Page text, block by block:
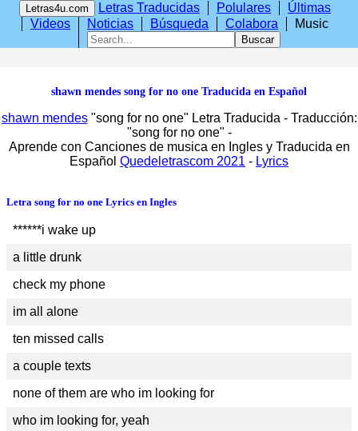
Letras4u.com Letras Traducidas Polulares
Últimas
Videos
Noticias Búsqueda Colabora Music
shawn mendes song for no one Traducida en Español
shawn mendes"song for no one" Letra Traducida - Traducción:
"song for no one" -
Aprende con Canciones de musica en Ingles y Traducida en
Español Quedeletrascom 2021 - Lyrics
Letra song for no one Lyrics en Ingles
******i wake up
a little drunk
check my phone
im all alone
ten missed calls
a couple texts
none of them are who im looking for
who im looking for, yeah